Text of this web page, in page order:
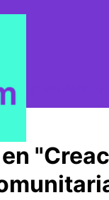
Canòdrom Abierto